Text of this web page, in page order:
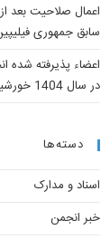
اعمال صلاحیت بعد
سابق جمهوری
اعضاء پذیرفته شده
در سال 1404 خورشیدی
دسته‌ها
اسناد و مدارک
خبر انجمن